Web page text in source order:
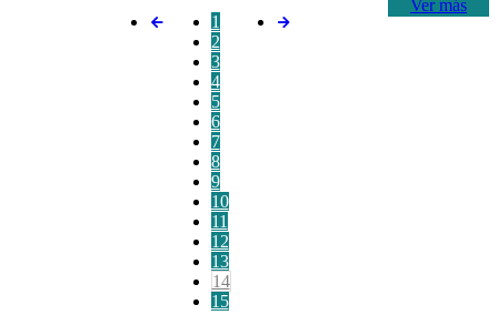
Ver más
1
2
3
4
5
6
7
8
9
10
11
12
13
14
15